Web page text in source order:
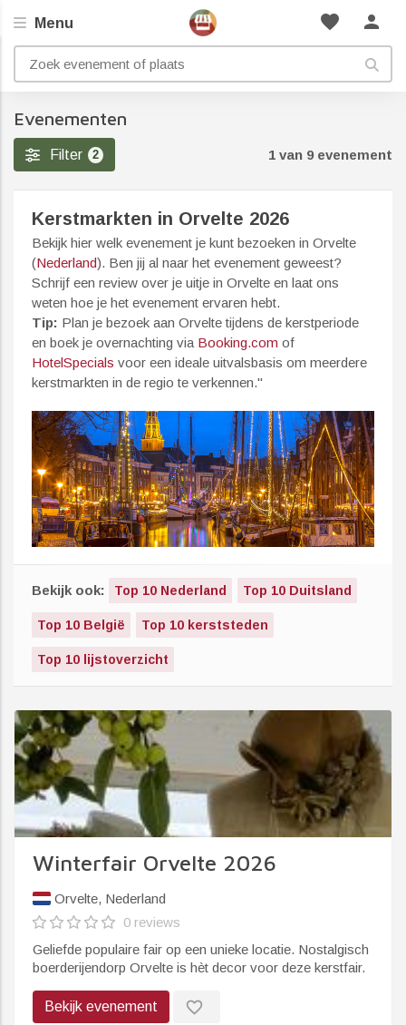
favorite person
Menu
Evenementen
Filter 2 1 van 9 evenement
Kerstmarkten in Orvelte 2026
Bekijk hier welk evenement je kunt bezoeken in Orvelte
(Nederland). Ben jij al naar het evenement geweest?
Schrijf een review over je uitje in Orvelte en laat ons
weten hoe je het evenement ervaren hebt.
Tip: Plan je bezoek aan Orvelte tijdens de kerstperiode
en boek je overnachting via Booking.com of
HotelSpecials voor een ideale uitvalsbasis om meerdere
kerstmarkten in de regio te verkennen."
Bekijk ook: Top 10 Nederland Top 10 Duitsland
Top 10 België Top 10 kerststeden
Top 10 lijstoverzicht
Winterfair Orvelte 2026
Orvelte, Nederland
0 reviews
Geliefde populaire fair op een unieke locatie. Nostalgisch
boerderijendorp Orvelte is hèt decor voor deze kerstfair.
Bekijk evenement favorite_border